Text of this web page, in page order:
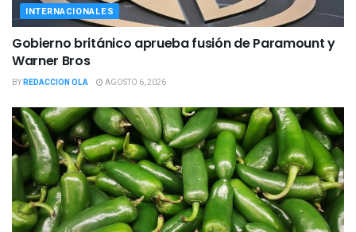
INTERNACIONALES
Gobierno británico aprueba fusión de Paramount y
Warner Bros
BYREDACCION OLA AGOSTO 6, 2026